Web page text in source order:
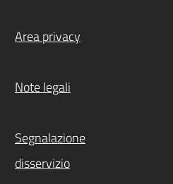
Area privacy
Note legali
Segnalazione
disservizio